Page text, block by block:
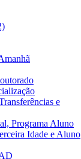
e
Programa Aluno
Idade e Aluno